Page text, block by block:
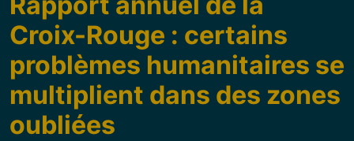
Croix-Rouge : certains
problèmes humanitaires se
multiplient dans des zones
oubliées